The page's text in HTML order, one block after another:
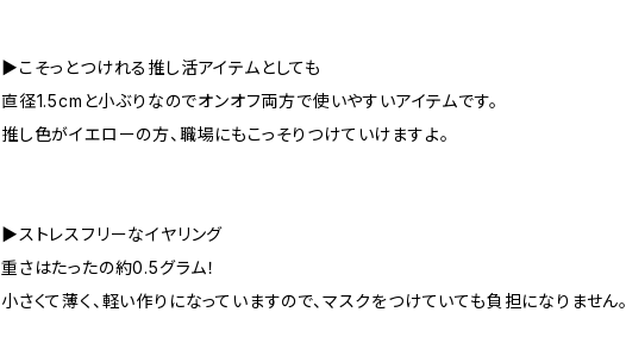
▶こそっとつけれる推し活アイテムとしても
直径1.5cmと小ぶりなのでオンオフ両方で使いやすいアイテムです。
推し色がイエローの方、職場にもこっそりつけていけますよ。
▶ストレスフリーなイヤリング
重さはたったの約0.5グラム！
小さくて薄く、軽い作りになっていますので、マスクをつけていても負担になりません。